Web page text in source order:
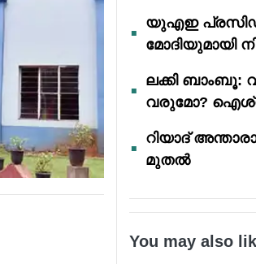
യുഎഇ
മോദിയുമായി
ലക്കി ബാംബൂ:
വരുമോ?
റിയാദ്
മുതൽ
You may also